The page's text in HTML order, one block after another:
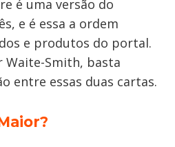
é uma versão do
e é essa a ordem
e produtos do portal.
Waite-Smith, basta
entre essas duas cartas.